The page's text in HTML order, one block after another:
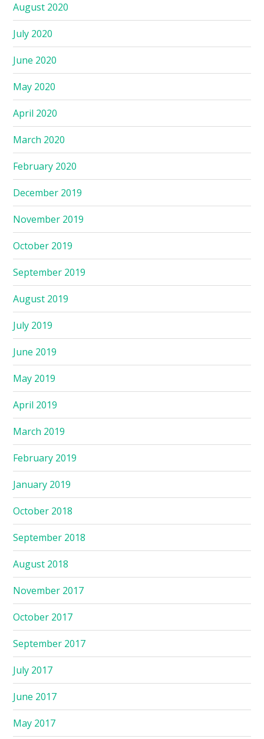
August 2020
July 2020
June 2020
May 2020
April 2020
March 2020
February 2020
December 2019
November 2019
October 2019
September 2019
August 2019
July 2019
June 2019
May 2019
April 2019
March 2019
February 2019
January 2019
October 2018
September 2018
August 2018
November 2017
October 2017
September 2017
July 2017
June 2017
May 2017